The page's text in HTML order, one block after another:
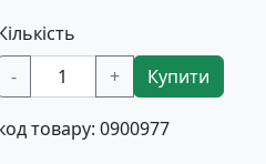
-
+ Купити
товару: 0900977